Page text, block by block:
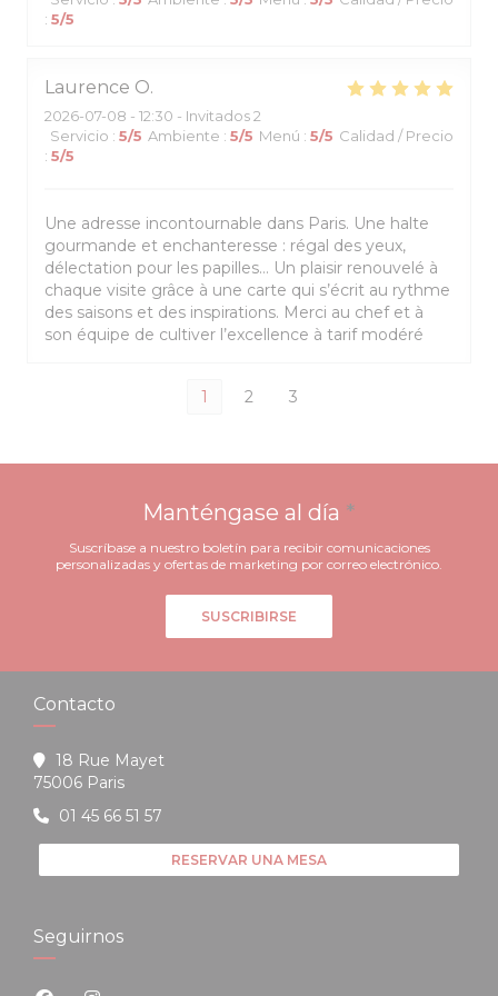
: 5/5
Laurence O
2026-07-08 - 12:30 - Invitados 2
Servicio : 5/5 Ambiente : 5/5 Menú : 5/5 Calidad / Precio
: 5/5
Une adresse incontournable dans Paris. Une halte
gourmande et enchanteresse : régal des yeux,
délectation pour les papilles… Un plaisir renouvelé à
chaque visite grâce à une carte qui s’écrit au rythme
des saisons et des inspirations. Merci au chef et à
son équipe de cultiver l’excellence à tarif modéré
1 2 3
Manténgase al día *
Suscríbase a nuestro boletín para recibir comunicaciones
personalizadas y ofertas de marketing por correo electrónico.
SUSCRIBIRSE
Contacto
18 Rue Mayet
75006 Paris((abre en una nueva ventana))
01 45 66 51 57
RESERVAR UNA MESA
Seguirnos